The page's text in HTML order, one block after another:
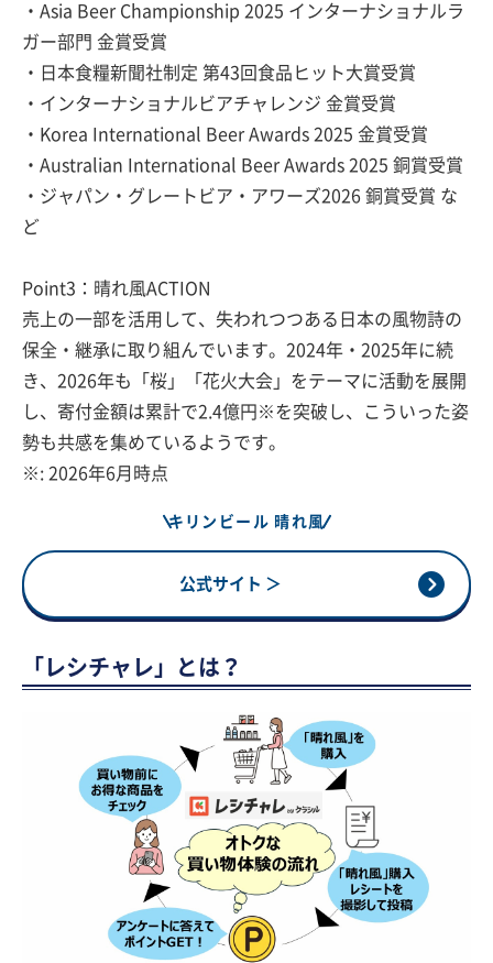
・Asia Beer Championship 2025 インターナショナルラ
ガー部門 金賞受賞
・日本食糧新聞社制定 第43回食品ヒット大賞受賞
・インターナショナルビアチャレンジ 金賞受賞
・Korea International Beer Awards 2025 金賞受賞
・Australian International Beer Awards 2025 銅賞受賞
・ジャパン・グレートビア・アワーズ2026 銅賞受賞 な
ど
Point3：晴れ風ACTION
売上の一部を活用して、失われつつある日本の風物詩の
保全・継承に取り組んでいます。2024年・2025年に続
き、2026年も「桜」「花火大会」をテーマに活動を展開
し、寄付金額は累計で2.4億円※を突破し、こういった姿
勢も共感を集めているようです。
※: 2026年6月時点
キリンビール 晴れ風
公式サイト ＞
「レシチャレ」とは？